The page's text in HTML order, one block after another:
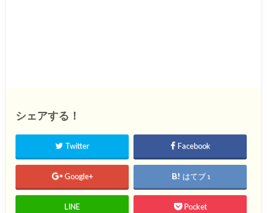
シェアする！
Twitter Facebook
Google+ はてブ 1
LINE Pocket